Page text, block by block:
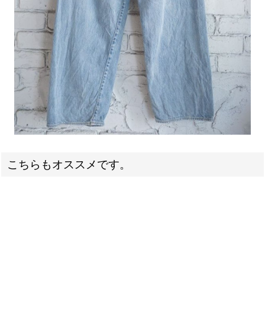
こちらもオススメです。